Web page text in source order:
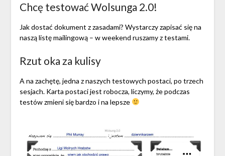
Chcę testować Wolsunga 2.0!
Jak dostać dokument z zasadami? Wystarczy zapisać się na
naszą listę mailingową – w weekend ruszamy z testami.
Rzut oka za kulisy
A na zachętę, jedna z naszych testowych postaci, po trzech
sesjach. Karta postaci jest robocza, liczymy, że podczas
testów zmieni się bardzo i na lepsze